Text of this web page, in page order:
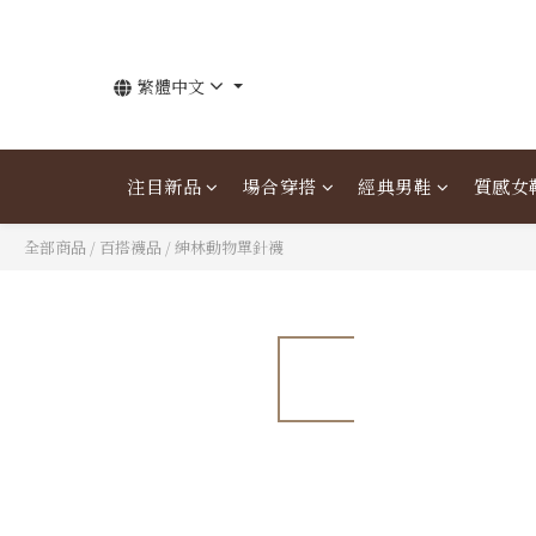
注目新品 場合穿搭 經典男鞋 質感女
繁體中文
全部商品 / 百搭襪品 /紳林動物單針襪